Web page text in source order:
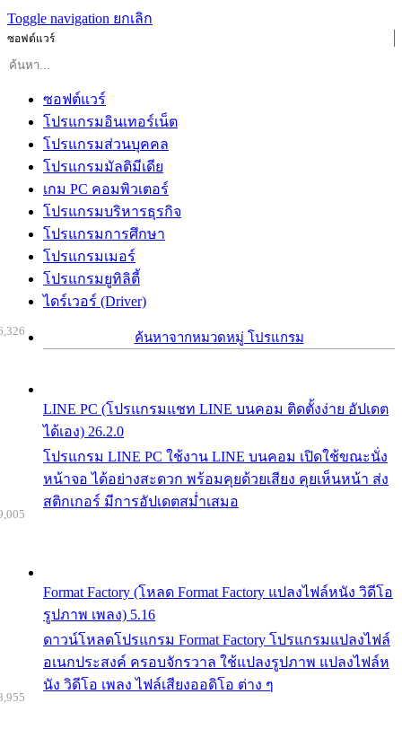
Toggle navigation ยกเลิก
ซอฟต์แวร์
ซอฟต์แวร์
โปรแกรมอินเทอร์เน็ต
โปรแกรมส่วนบุคคล
โปรแกรมมัลติมีเดีย
เกม PC คอมพิวเตอร์
โปรแกรมบริหารธุรกิจ
โปรแกรมการศึกษา
โปรแกรมเมอร์
โปรแกรมยูทิลิตี้
ไดร์เวอร์ (Driver)
ค้นหาจากหมวดหมู่ โปรแกรม
LINE PC (โปรแกรมแชท LINE บนคอม ติดตั้งง่าย อัปเดต
ได้เอง) 26.2.0
โปรแกรม LINE PC ใช้งาน LINE บนคอม เปิดใช้ขณะนั่ง
หน้าจอ ได้อย่างสะดวก พร้อมคุยด้วยเสียง คุยเห็นหน้า ส่ง
สติกเกอร์ มีการอัปเดตสม่ำเสมอ
Format Factory (โหลด Format Factory แปลงไฟล์หนัง วิดีโอ
รูปภาพ เพลง) 5.16
ดาวน์โหลดโปรแกรม Format Factory โปรแกรมแปลงไฟล์
อเนกประสงค์ ครอบจักรวาล ใช้แปลงรูปภาพ แปลงไฟล์ห
นัง วิดีโอ เพลง ไฟล์เสียงออดิโอ ต่าง ๆ